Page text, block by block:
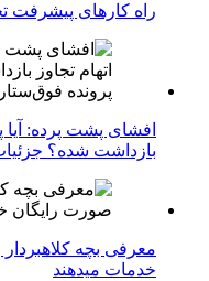
راه کارهای پیشرفت
افشای پشت پرده: آیا
بازداشت شده؟
معرفی بچه
خدمات میدهند